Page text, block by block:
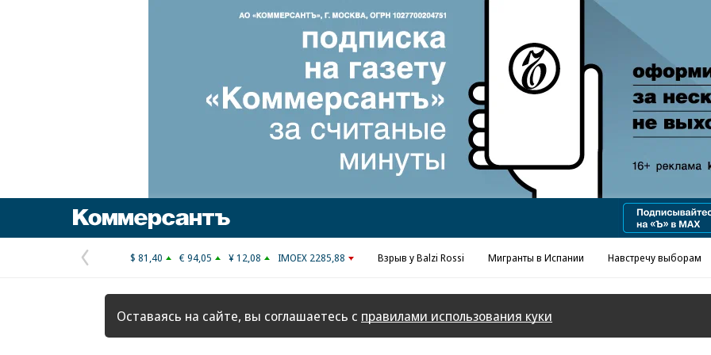
Реклама в «Ъ» www.kommersant.ru/ad
Предыдущая
страница
$ 81,40 € 94,05 ¥ 12,08 IMOEX 2285,88 Взрыв у Balzi Rossi Мигранты в Испании Навстречу выборам
Оставаясь на сайте, вы соглашаетесь с правилами использования куки